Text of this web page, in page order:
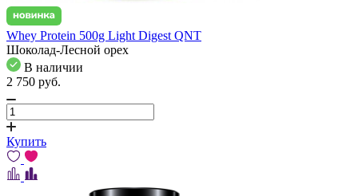
Whey Protein 500g Light Digest QNT
Шоколад-Лесной орех
В наличии
2 750 pуб.
Купить